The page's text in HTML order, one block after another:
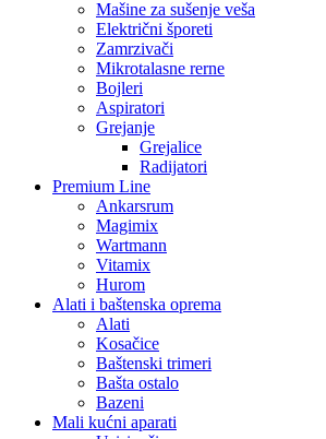
Mašine za sušenje veša
Električni šporeti
Zamrzivači
Mikrotalasne rerne
Bojleri
Aspiratori
Grejanje
Grejalice
Radijatori
Premium Line
Ankarsrum
Magimix
Wartmann
Vitamix
Hurom
Alati i baštenska oprema
Alati
Kosačice
Baštenski trimeri
Bašta ostalo
Bazeni
Mali kućni aparati